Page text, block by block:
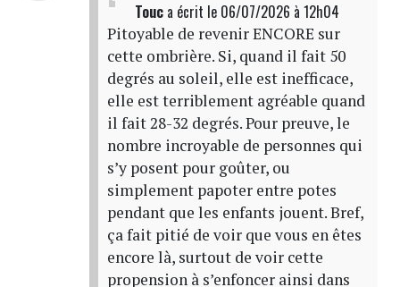
Touca écrit le 06/07/2026 à 12h04
Pitoyable de revenir ENCORE sur
cette ombrière. Si, quand il fait 50
degrés au soleil, elle est inefficace,
elle est terriblement agréable quand
il fait 28-32 degrés. Pour preuve, le
nombre incroyable de personnes qui
s’y posent pour goûter, ou
simplement papoter entre potes
pendant que les enfants jouent. Bref,
ça fait pitié de voir que vous en êtes
encore là, surtout de voir cette
propension à s’enfoncer ainsi dans